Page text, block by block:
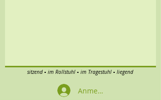
sitzend ▪ im Rollstuhl ▪ im Tragestuhl ▪ liegend
Anmelden